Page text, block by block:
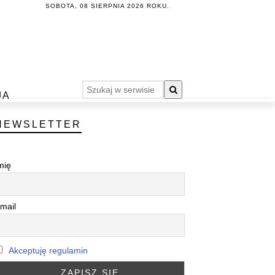
SOBOTA, 08 SIERPNIA 2026 ROKU.
Akceptuję regulamin